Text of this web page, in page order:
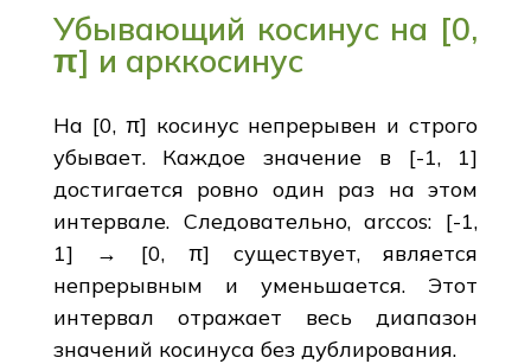
Убывающий косинус на [0,
π] и арккосинус
На [0, π] косинус непрерывен и строго
убывает. Каждое значение в [-1, 1]
достигается ровно один раз на этом
интервале. Следовательно, arccos: [-1,
1] → [0, π] существует, является
непрерывным и уменьшается. Этот
интервал отражает весь диапазон
значений косинуса без дублирования.